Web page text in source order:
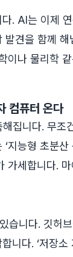
. AI는 이제
발견을 함께
이나 물리학
컴퓨터 온다
집니다. 무조
지능형 초분
가세합니다.
습니다. 깃허
니다. ‘저장